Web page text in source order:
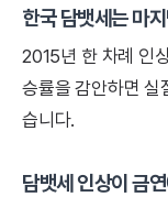
한국 담뱃세는 마
2015년 한 차례 인
승률을 감안하면 실
습니다.
담뱃세 인상이 금